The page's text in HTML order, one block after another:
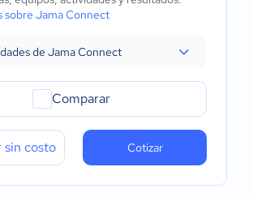
sobre Jama Connect
de Jama Connect
Comparar
sin costo Cotizar